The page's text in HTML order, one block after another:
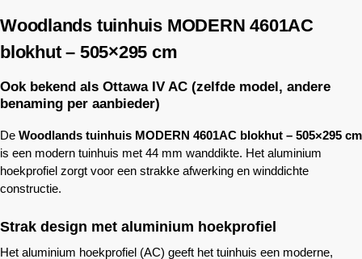
Woodlands tuinhuis MODERN 4601AC
blokhut – 505×295 cm
Ook bekend als Ottawa IV AC (zelfde model, andere
benaming per aanbieder)
De Woodlands tuinhuis MODERN 4601AC blokhut – 505×295 cm
is een modern tuinhuis met 44 mm wanddikte. Het aluminium
hoekprofiel zorgt voor een strakke afwerking en winddichte
constructie.
Strak design met aluminium hoekprofiel
Het aluminium hoekprofiel (AC) geeft het tuinhuis een moderne,